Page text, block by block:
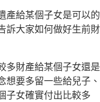
產給某個子女是可以的
訴大家如何做好生前財
多財產給某個子女還是
要多留一些給兒子、
子女確實付出比較多